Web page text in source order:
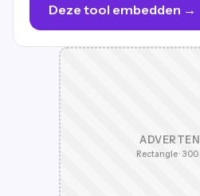
Deze tool embedden →
Rectangle · 300